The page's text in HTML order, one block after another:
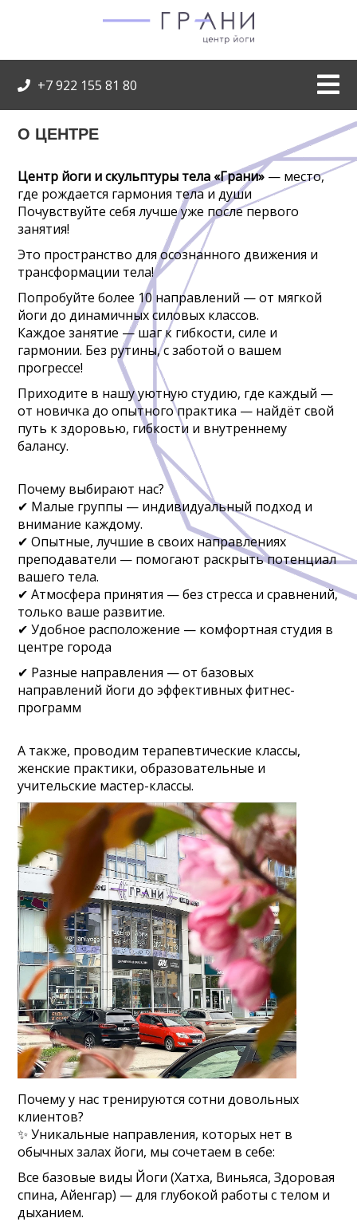
+7 922 155 81 80
О ЦЕНТРЕ
Центр йоги и скульптуры тела «Грани» — место,
где рождается гармония тела и души
Почувствуйте себя лучше уже после первого
занятия!
Это пространство для осознанного движения и
трансформации тела!
Попробуйте более 10 направлений — от мягкой
йоги до динамичных силовых классов.
Каждое занятие — шаг к гибкости, силе и
гармонии. Без рутины, с заботой о вашем
прогрессе!
Приходите в нашу уютную студию, где каждый —
от новичка до опытного практика — найдёт свой
путь к здоровью, гибкости и внутреннему
балансу.
Почему выбирают нас?
✔ Малые группы — индивидуальный подход и
внимание каждому.
✔ Опытные, лучшие в своих направлениях
преподаватели — помогают раскрыть потенциал
вашего тела.
✔ Атмосфера принятия — без стресса и сравнений,
только ваше развитие.
✔ Удобное расположение — комфортная студия в
центре города
✔ Разные направления — от базовых
направлений йоги до эффективных фитнес-
программ
А также, проводим терапевтические классы,
женские практики, образовательные и
учительские мастер-классы.
Почему у нас тренируются сотни довольных
клиентов?
✨ Уникальные направления, которых нет в
обычных залах йоги, мы сочетаем в себе:
Все базовые виды Йоги (Хатха, Виньяса, Здоровая
спина, Айенгар) — для глубокой работы с телом и
дыханием.